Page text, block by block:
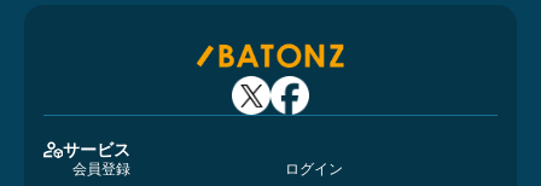
サービス
会員登録
ログイン